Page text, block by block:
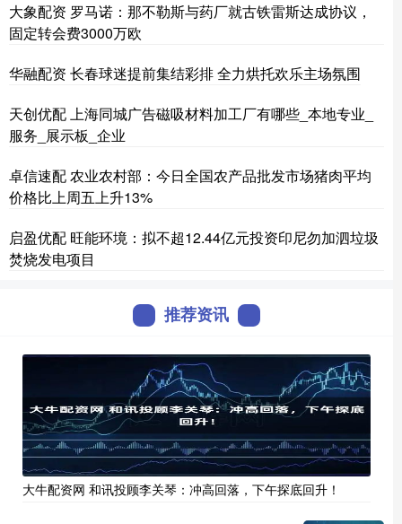
大象配资 罗马诺：那不勒斯与药厂就古铁雷斯达成协议，
固定转会费3000万欧
华融配资 长春球迷提前集结彩排 全力烘托欢乐主场氛围
天创优配 上海同城广告磁吸材料加工厂有哪些_本地专业_
服务_展示板_企业
卓信速配 农业农村部：今日全国农产品批发市场猪肉平均
价格比上周五上升13%
启盈优配 旺能环境：拟不超12.44亿元投资印尼勿加泗垃圾
焚烧发电项目
推荐资讯
大牛配资网 和讯投顾李关琴：冲高回落，下午探底回升！